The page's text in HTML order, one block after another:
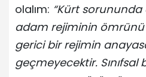
olalım: “Kürt
adam rejiminin
gerici bir rejimin
geçmeyecektir.